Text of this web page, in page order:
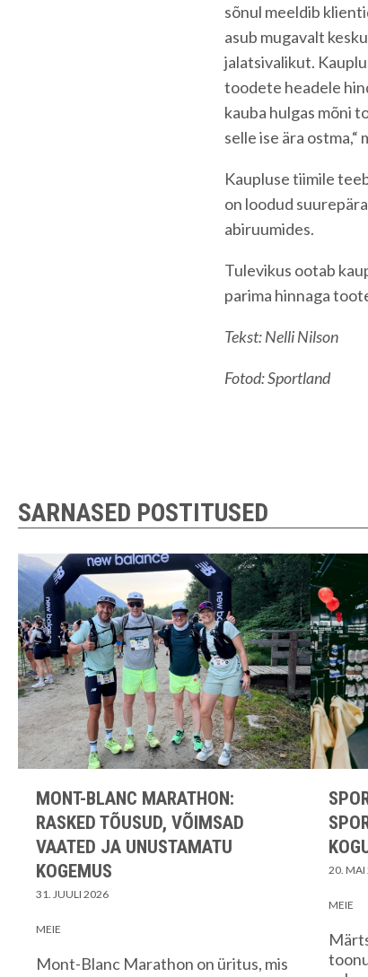
sõnul meeldib
asub mugavalt
jalatsivalikut.
toodete headele
kauba hulgas mõni
selle ise ära ostma,“
Kaupluse tiimile
on loodud
abiruumides.
Tulevikus ootab
parima hinnaga
Tekst: Nelli Nilson
Fotod: Sportland
SARNASED POSTITUSED
MONT-BLANC MARATHON:
RASKED TÕUSUD, VÕIMSAD
VAATED JA UNUSTAMATU
KOGEMUS
31. JUULI 2026
MEIE
Mont-Blanc Marathon on üritus, mis
20. MAI
MEIE